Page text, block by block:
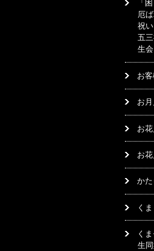
「
厄
祝
五
生会
お
お
お
お
か
く
く
生